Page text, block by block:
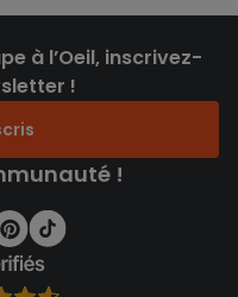
à l’Oeil, inscrivez-
!
!